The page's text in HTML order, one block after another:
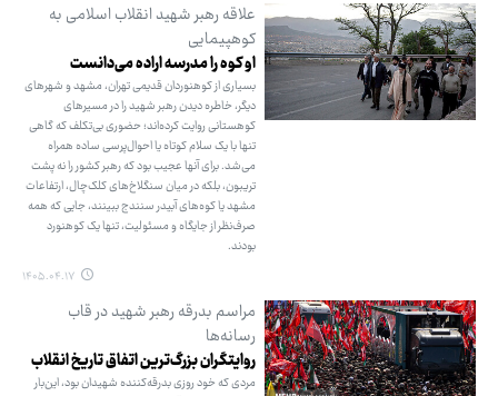
علاقه رهبر شهید انقلاب اسلامی به
کوهپیمایی
او کوه را مدرسه اراده می‌دانست
بسیاری از کوهنوردان قدیمی تهران، مشهد و شهرهای
دیگر، خاطره دیدن رهبر شهید را در مسیرهای
کوهستانی روایت کرده‌اند؛ حضوری بی‌تکلف که گاهی
تنها با یک سلام کوتاه یا احوال‌پرسی ساده همراه
می‌شد. برای آنها عجیب بود که رهبر کشور را نه پشت
تریبون، بلکه در میان سنگلاخ‌های کلک‌چال، ارتفاعات
مشهد یا کوه‌های آبیدر سنندج ببینند، جایی که همه
صرف‌نظر از جایگاه و مسئولیت، تنها یک کوهنورد
بودند.
۱۴۰۵.۰۴.۱۷
مراسم بدرقه رهبر شهید در قاب
رسانه‌ها
روایتگران بزرگ‌ترین اتفاق تاریخ انقلاب
مردی که خود روزی بدرقه‌کننده شهیدان بود، این‌بار